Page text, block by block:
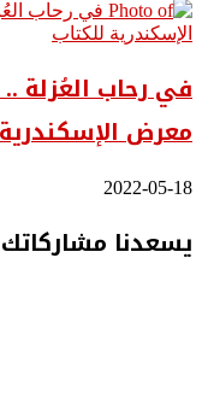
في رحاب العُزلة
معرض
2022-05-18
يسعدنا مشاركاتك